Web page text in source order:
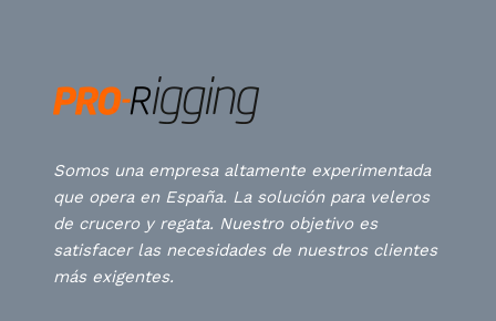
Somos una empresa altamente experimentada
que opera en España. La solución para veleros
de crucero y regata. Nuestro objetivo es
satisfacer las necesidades de nuestros clientes
más exigentes.